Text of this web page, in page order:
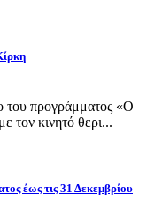
του προγράμματος «Ο
τον κινητό θερι...
έως τις 31 Δεκεμβρίου